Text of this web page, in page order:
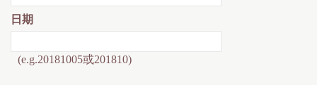
日期
(e.g.20181005或201810)